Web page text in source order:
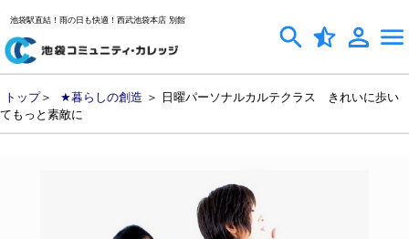
池袋駅直結！雨の日も快適！西武池袋本店 別館
トップ＞ ★暮らしの創造 ＞ 日曜パーソナルカルテクラス きれいに歩い
てもっと素敵に